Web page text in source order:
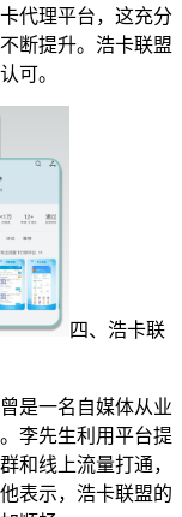
代理平台，这充分
断提升。浩卡联盟
可。
四、浩卡联
是一名自媒体从业
李先生利用平台提
和线上流量打通，
表示，浩卡联盟的